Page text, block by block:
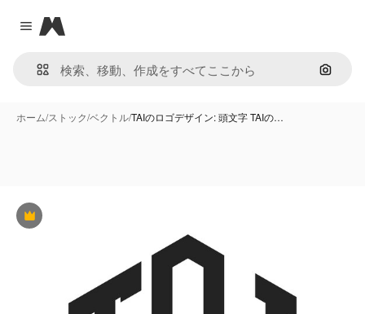
Close menu
Magnific
画像で
ホーム/ストック/ベクトル/TAIのロゴデザイン: 頭文字 TAIの…
Premium